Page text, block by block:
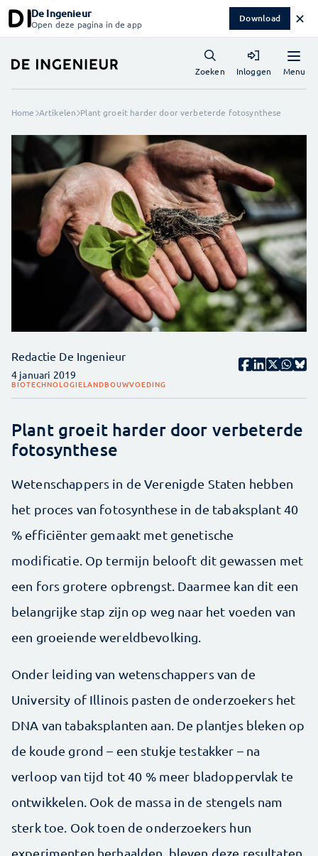
De Ingenieur
Open deze pagina in de app Download ✕
Menu
Zoeken Inloggen
Home Artikelen Plant groeit harder door verbeterde fotosynthese
Redactie De Ingenieur
4 januari 2019
BIOTECHNOLOGIELANDBOUWVOEDING
Plant groeit harder door verbeterde
fotosynthese
Wetenschappers in de Verenigde Staten hebben
het proces van fotosynthese in de tabaksplant 40
% efficiënter gemaakt met genetische
modificatie. Op termijn belooft dit gewassen met
een fors grotere opbrengst. Daarmee kan dit een
belangrijke stap zijn op weg naar het voeden van
een groeiende wereldbevolking.
Onder leiding van wetenschappers van de
University of Illinois pasten de onderzoekers het
DNA van tabaksplanten aan. De plantjes bleken op
de koude grond – een stukje testakker – na
verloop van tijd tot 40 % meer bladoppervlak te
ontwikkelen. Ook de massa in de stengels nam
sterk toe. Ook toen de onderzoekers hun